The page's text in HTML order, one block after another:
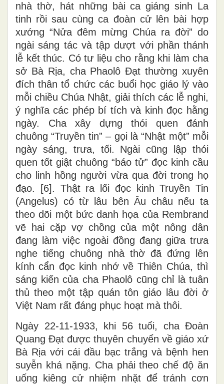
nhà thờ, hát những bài ca giáng sinh La
tinh rồi sau cùng ca đoàn cử lên bài hợp
xướng “Nửa đêm mừng Chúa ra đời” do
ngài sáng tác và tập dượt với phần thánh
lễ kết thúc. Có tư liệu cho rằng khi làm cha
sở Bà Rịa, cha Phaolô Đạt thường xuyên
đích thân tổ chức các buổi học giáo lý vào
mỗi chiều Chúa Nhật, giải thích các lễ nghi,
ý nghĩa các phép bí tích và kinh đọc hằng
ngày. Cha xây dựng thói quen đánh
chuông “Truyền tin” – gọi là “Nhật một” mỗi
ngày sáng, trưa, tối. Ngài cũng lập thói
quen tốt giật chuông “báo tử” đọc kinh cầu
cho linh hồng người vừa qua đời trong họ
đạo. [6]. Thật ra lối đọc kinh Truyền Tin
(Angelus) có từ lâu bên Âu châu nếu ta
theo dõi một bức danh họa của Rembrand
vẽ hai cặp vợ chồng của một nông dân
đang làm việc ngoài đồng đang giữa trưa
nghe tiếng chuông nhà thờ đã đứng lên
kính cẩn đọc kinh nhớ về Thiên Chúa, thì
sáng kiến của cha Phaolô cũng chỉ là tuân
thủ theo một tập quán tôn giáo lâu đời ở
Việt Nam rất đáng phục hoạt mà thôi.
Ngày 22-11-1933, khi 56 tuổi, cha Đoàn
Quang Đạt được thuyên chuyển về giáo xứ
Bà Rịa với cái đầu bạc trắng và bệnh hen
suyễn khá nặng. Cha phải theo chế độ ăn
uống kiêng cử nhiệm nhặt để tránh cơn